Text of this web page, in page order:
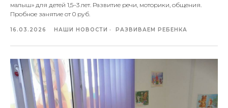
малыш» для детей 1,5–3 лет. Развитие речи, моторики, общения.
Пробное занятие от 0 руб.
16.03.2026 НАШИ НОВОСТИ РАЗВИВАЕМ РЕБЕНКА